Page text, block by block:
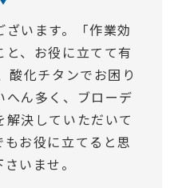
います。「作業効
、お役に立てて有
酸化チタンでお困り
へん多く、ブローデ
決していただいて
お役に立てると思
いませ。